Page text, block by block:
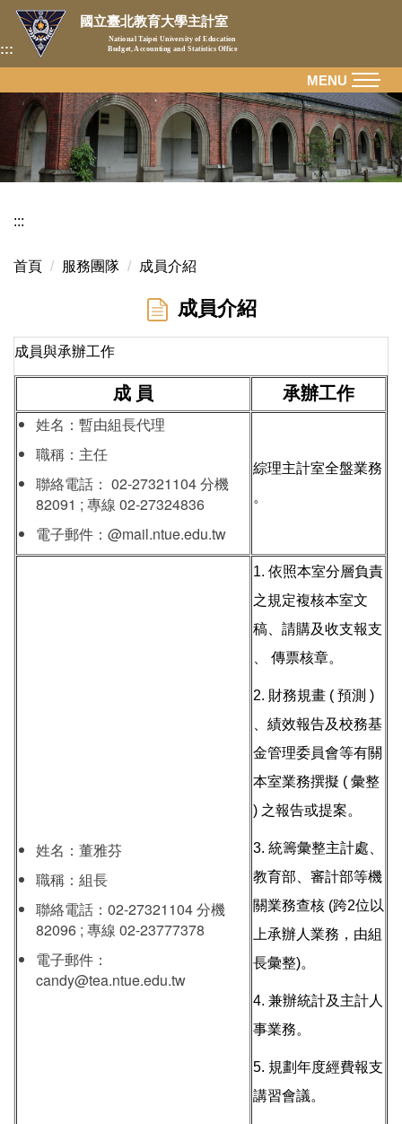
跳
主
內
容
區
:::
國立臺北教育大學主計室
National Taipei University of Education
Budget, Accounting and Statistics Office
MENU
:::
首頁 服務團隊 成員介紹
成員介紹
成員與承辦工作
成 員 承辦工作
姓名：暫由組長代理
職稱：主任
聯絡電話： 02-27321104 分機
82091 ; 專線 02-27324836
電子郵件：@mail.ntue.edu.tw
綜理主計室全盤業務
。
姓名：董雅芬
職稱：組長
聯絡電話：02-27321104 分機
82096 ; 專線 02-23777378
電子郵件：
candy@tea.ntue.edu.tw
1. 依照本室分層負責
之規定複核本室文
稿、請購及收支報支
、 傳票核章。
2. 財務規畫 ( 預測 )
、績效報告及校務基
金管理委員會等有關
本室業務撰擬 ( 彙整
) 之報告或提案。
3. 統籌彙整主計處、
教育部、審計部等機
關業務查核 (跨2位以
上承辦人業務，由組
長彙整)。
4. 兼辦統計及主計人
事業務。
5. 規劃年度經費報支
講習會議。